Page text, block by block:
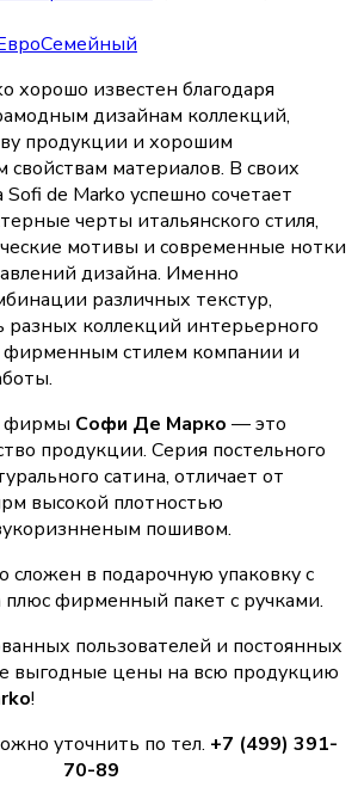
Семейный
хорошо известен благодаря
дизайнам коллекций,
продукции и хорошим
свойствам материалов. В своих
de Marko успешно сочетает
черты итальянского стиля,
мотивы и современные нотки
дизайна. Именно
различных текстур,
разных коллекций интерьерного
фирменным стилем компании и
фирмы Софи Де Марко — это
продукции. Серия постельного
сатина, отличает от
высокой плотностью
пошивом.
сложен в подарочную упаковку с
плюс фирменный пакет с ручками.
пользователей и постоянных
выгодные цены на всю продукцию
!
уточнить по тел. +7 (499) 391-
70-89